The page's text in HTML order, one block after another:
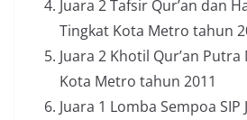
Juara 2 Tafsir Qur’an dan
Tingkat Kota Metro tahun
Juara 2 Khotil Qur’an Putra
Kota Metro tahun 2011
Juara 1 Lomba Sempoa